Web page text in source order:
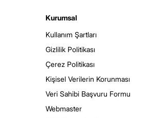
Kurumsal
Kullanım Şartları
Gizlilik Politikası
Çerez Politikası
Kişisel Verilerin Korunması
Veri Sahibi Başvuru Formu
Webmaster